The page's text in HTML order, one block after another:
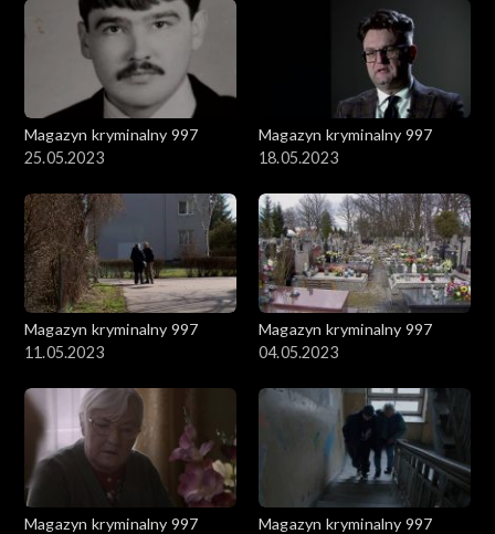
Magazyn kryminalny 997
25.05.2023
Magazyn kryminalny 997
18.05.2023
Magazyn kryminalny 997
11.05.2023
Magazyn kryminalny 997
04.05.2023
Magazyn kryminalny 997
Magazyn kryminalny 997